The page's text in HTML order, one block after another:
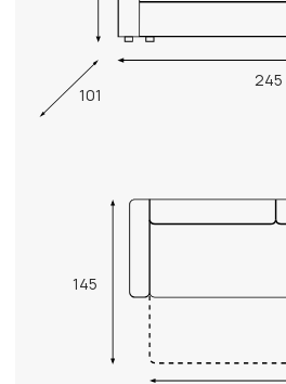
245
101
145